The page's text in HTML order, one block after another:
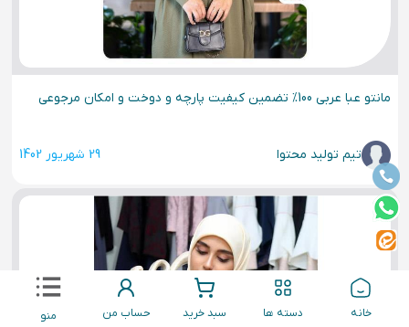
مانتو عبا عربی 100% تضمین کیفیت پارچه و دوخت و امکان مرجوعی
تیم تولید محتوا 29 شهریور 1402
خانه دسته ها سبد خرید حساب من منو